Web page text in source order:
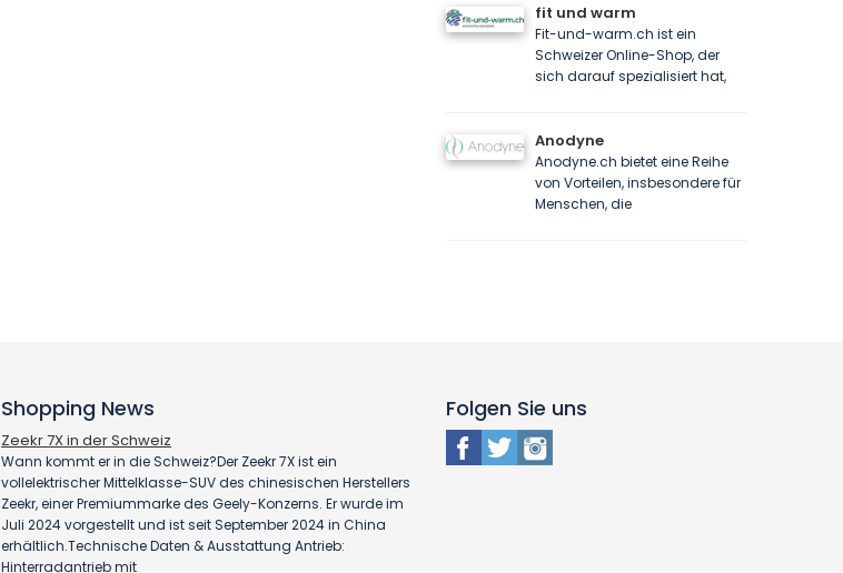
fit und warm
Fit-und-warm.ch ist ein
Schweizer Online-Shop, der
sich darauf spezialisiert hat,
Anodyne
Anodyne.ch bietet eine Reihe
von Vorteilen, insbesondere für
Menschen, die
Shopping News
Zeekr 7X in der Schweiz
Wann kommt er in die Schweiz?Der Zeekr 7X ist ein
vollelektrischer Mittelklasse-SUV des chinesischen Herstellers
Zeekr, einer Premiummarke des Geely-Konzerns. Er wurde im
Juli 2024 vorgestellt und ist seit September 2024 in China
erhältlich.Technische Daten & Ausstattung Antrieb:
Hinterradantrieb mit
Folgen Sie uns